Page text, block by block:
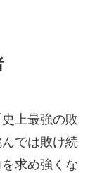
上最強の敗
では敗け続
求め強くな